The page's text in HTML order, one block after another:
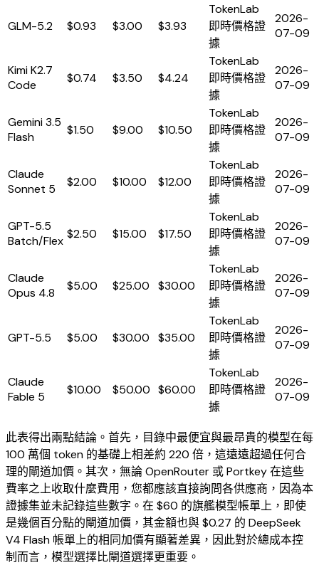
GLM-5.2 $0.93 $3.00 $3.93
TokenLab
即時價格證
據
2026-
07-09
Kimi K2.7
Code
$0.74 $3.50 $4.24
TokenLab
即時價格證
據
2026-
07-09
Gemini 3.5
Flash
$1.50 $9.00 $10.50
TokenLab
即時價格證
據
2026-
07-09
Claude
Sonnet 5
$2.00 $10.00 $12.00
TokenLab
即時價格證
據
2026-
07-09
GPT-5.5
Batch/Flex $2.50 $15.00 $17.50
TokenLab
即時價格證
據
2026-
07-09
Claude
Opus 4.8
$5.00 $25.00 $30.00
TokenLab
即時價格證
據
2026-
07-09
GPT-5.5 $5.00 $30.00 $35.00
TokenLab
即時價格證
據
2026-
07-09
Claude
Fable 5
$10.00 $50.00 $60.00
TokenLab
即時價格證
據
2026-
07-09
此表得出兩點結論。首先，目錄中最便宜與最昂貴的模型在每
100 萬個 token 的基礎上相差約 220 倍，這遠遠超過任何合
理的閘道加價。其次，無論 OpenRouter 或 Portkey 在這些
費率之上收取什麼費用，您都應該直接詢問各供應商，因為本
證據集並未記錄這些數字。在 $60 的旗艦模型帳單上，即使
是幾個百分點的閘道加價，其金額也與 $0.27 的 DeepSeek
V4 Flash 帳單上的相同加價有顯著差異，因此對於總成本控
制而言，模型選擇比閘道選擇更重要。